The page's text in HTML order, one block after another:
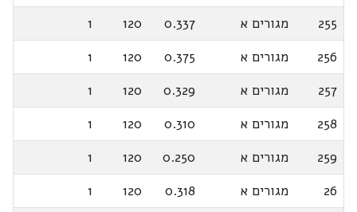
255
מגורים א 0.337
120
1
256
מגורים א 0.375
120
1
257
מגורים א 0.329
120
1
258
מגורים א 0.310
120
1
259
מגורים א 0.250
120
1
26
מגורים א 0.318
120
1